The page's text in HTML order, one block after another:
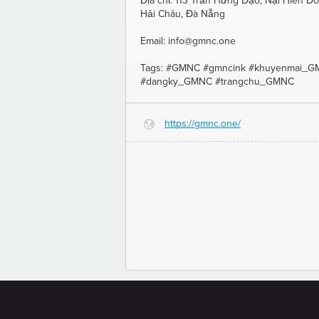
Hải Châu, Đà Nẵng
Email: info@gmnc.one
Tags: #GMNC #gmncink
#dangky_GMNC #trangchu_GMNC
G https://gmnc.one/